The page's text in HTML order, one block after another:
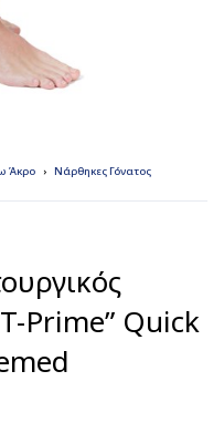
Άκρο Νάρθηκες Γόνατος
Prime” Quick